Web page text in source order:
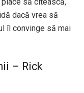
dacă vrea să
îl convinge să mai
– Rick